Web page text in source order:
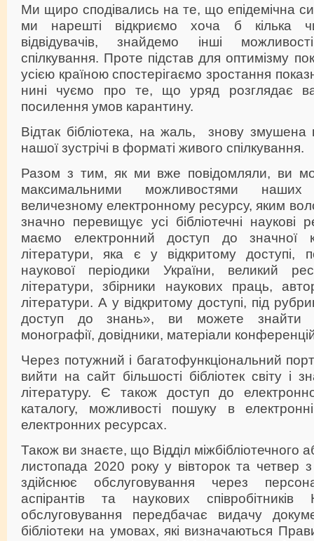
Ми щиро сподівались на те, що епідемічна
ми нарешті відкриємо хоча б кілька
відвідувачів, знайдемо інші
спілкування. Проте підстав для оптимізму
усією країною спостерігаємо зростання
нині чуємо про те, що уряд розглядає
посилення умов карантину.
Відтак бібліотека, на жаль, знову змушена
нашої зустрічі в форматі живого спілкування.
Разом з тим, як ми вже повідомляли, ви
максимальними можливостями
величезному електронному ресурсу, яким
значно перевищує усі бібліотечні наукові
маємо електронний доступ до значної
літератури, яка є у відкритому доступі,
наукової періодики України, великий
літератури, збірники наукових праць,
літератури. А у відкритому доступі, під
доступ до знань», ви можете знайти
монографії, довідники, матеріали
Через потужний і багатофункціональний
вийти на сайт більшості бібліотек світу і
літературу. Є також доступ до
каталогу, можливості пошуку в
електронних ресурсах.
Також ви знаєте, що Відділ
листопада 2020 року у вівторок та четвер
здійснює обслуговування через
аспірантів та наукових
обслуговування передбачає видачу
бібліотеки на умовах, які визначаються